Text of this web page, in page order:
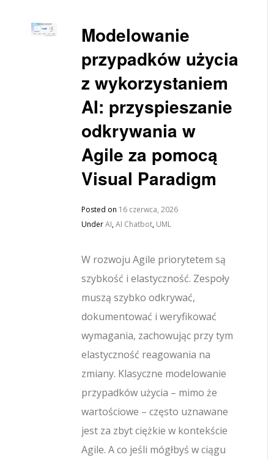
Modelowanie
przypadków użycia
z wykorzystaniem
AI: przyspieszanie
odkrywania w
Agile za pomocą
Visual Paradigm
Posted on 16 czerwca, 2026
UnderAI,AI Chatbot, UML
W rozwoju Agile priorytetem są
szybkość i elastyczność. Zespoły
muszą szybko odkrywać,
dokumentować i weryfikować
wymagania, zachowując przy tym
elastyczność reagowania na
zmiany. Klasyczne modelowanie
przypadków użycia – mimo że
wartościowe – często uznawane
jest za zbyt ciężkie w kontekście
Agile. A co jeśli mógłbyś w ciągu